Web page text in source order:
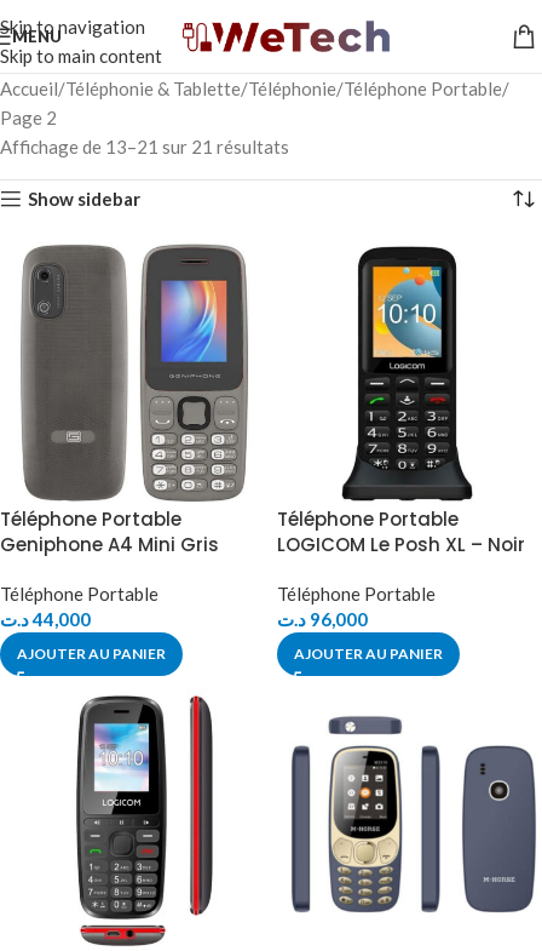
Skip to navigation
Skip to main content
MENU
Accueil Téléphonie & Tablette Téléphonie Téléphone Portable
Page 2
Affichage de 13–21 sur 21 résultats
Show sidebar
Téléphone Portable
Geniphone A4 Mini Gris
Téléphone Portable
44,000د.ت
AJOUTER AU PANIER
Téléphone Portable
LOGICOM Le Posh XL – Noir
Téléphone Portable
96,000 د.ت
AJOUTER AU PANIER